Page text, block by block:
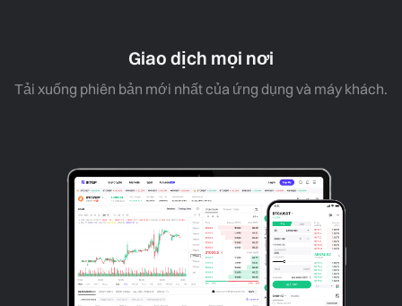
Giao dịch mọi nơi
Tải xuống phiên bản mới nhất của ứng dụng và máy khách.